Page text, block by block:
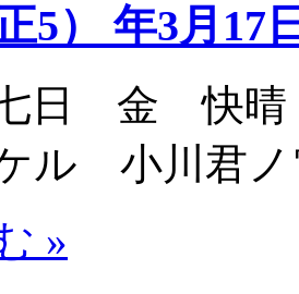
5） 年3月17
日 金 快晴
ル 小川君ノ
»